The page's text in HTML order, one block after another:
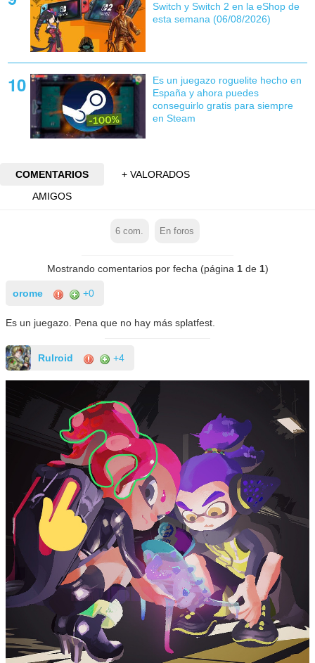
Switch y Switch 2 en la eShop de
esta semana (06/08/2026)
Es un juegazo roguelite hecho en
España y ahora puedes
conseguirlo gratis para siempre
en Steam
COMENTARIOS
+ VALORADOS
AMIGOS
6 com. En foros
Mostrando comentarios por fecha (página 1de 1)
orome +0
Es un juegazo. Pena que no hay más splatfest.
Rulroid +4